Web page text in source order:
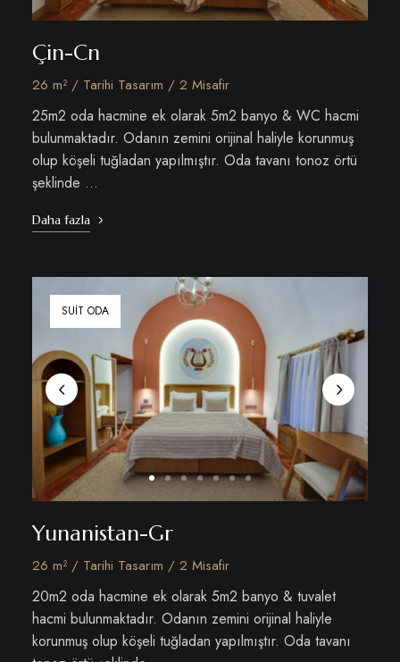
Çin-Cn
26 m² / Tarihi Tasarım / 2 Misafir
25m2 oda hacmine ek olarak 5m2 banyo & WC hacmi
bulunmaktadır. Odanın zemini orijinal haliyle korunmuş
olup köşeli tuğladan yapılmıştır. Oda tavanı tonoz örtü
şeklinde …
Daha fazla
SUIT ODA
Yunanistan-Gr
26 m² / Tarihi Tasarım / 2 Misafir
20m2 oda hacmine ek olarak 5m2 banyo & tuvalet
hacmi bulunmaktadır. Odanın zemini orijinal haliyle
korunmuş olup köşeli tuğladan yapılmıştır. Oda tavanı